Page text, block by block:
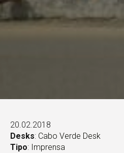
20.02.2018
Desks: Cabo Verde Desk
Tipo: Imprensa